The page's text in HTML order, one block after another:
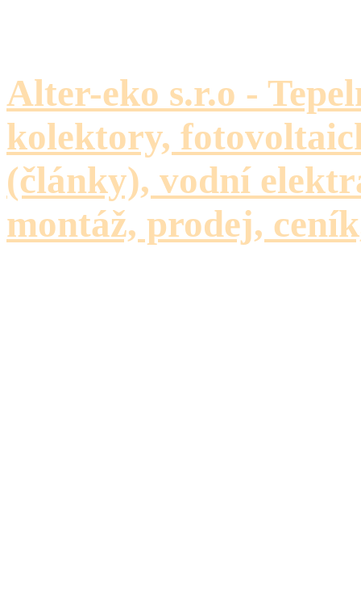
Alter-eko s.r.o -
kolektory,
(články), vodní
montáž, prodej,